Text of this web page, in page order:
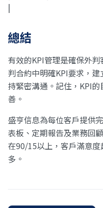
|
總結
有效的KPI管理是確保外
判合約中明確KPI要求，
持緊密溝通。記住，KPI
善。
盛亨信息為每位客戶提供
表板、定期報告及業務回
在90/15以上，客戶滿意
多。